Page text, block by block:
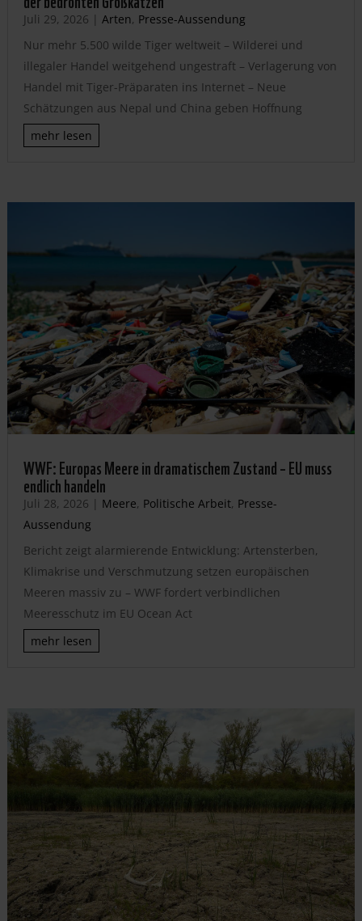
Juli 29, 2026 | Arten, Presse-Aussendung
Nur mehr 5.500 wilde Tiger weltweit – Wilderei und
illegaler Handel weitgehend ungestraft – Verlagerung von
Handel mit Tiger-Präparaten ins Internet – Neue
Schätzungen aus Nepal und China geben Hoffnung
mehr lesen
WWF: Europas Meere in dramatischem Zustand – EU muss
endlich handeln
Juli 28, 2026 | Meere, Politische Arbeit, Presse-
Aussendung
Bericht zeigt alarmierende Entwicklung: Artensterben,
Klimakrise und Verschmutzung setzen europäischen
Meeren massiv zu – WWF fordert verbindlichen
Meeresschutz im EU Ocean Act
mehr lesen